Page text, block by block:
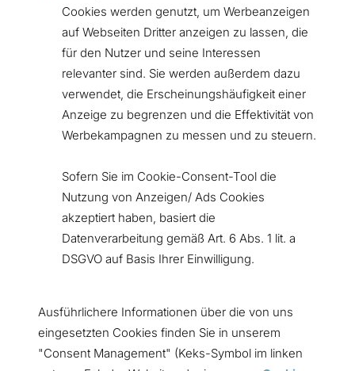
Cookies werden genutzt, um Werbeanzeigen
auf Webseiten Dritter anzeigen zu lassen, die
für den Nutzer und seine Interessen
relevanter sind. Sie werden außerdem dazu
verwendet, die Erscheinungshäufigkeit einer
Anzeige zu begrenzen und die Effektivität von
Werbekampagnen zu messen und zu steuern.
Sofern Sie im Cookie-Consent-Tool die
Nutzung von Anzeigen/ Ads Cookies
akzeptiert haben, basiert die
Datenverarbeitung gemäß Art. 6 Abs. 1 lit. a
DSGVO auf Basis Ihrer Einwilligung.
Ausführlichere Informationen über die von uns
eingesetzten Cookies finden Sie in unserem
"Consent Management" (Keks-Symbol im linken